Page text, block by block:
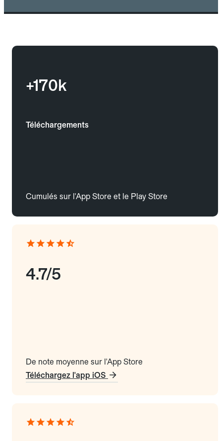
+170k
Téléchargements
Cumulés sur l'App Store et le Play Store
4.7/5
De note moyenne sur l'App Store
Téléchargez l'app iOS